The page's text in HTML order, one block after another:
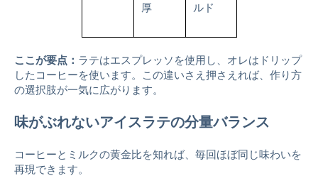
厚
ルド
ここが要点： ラテはエスプレッソを使用し、オレはドリップ
したコーヒーを使います。この違いさえ押さえれば、作り方
の選択肢が一気に広がります。
味がぶれないアイスラテの分量バランス
コーヒーとミルクの黄金比を知れば、毎回ほぼ同じ味わいを
再現できます。